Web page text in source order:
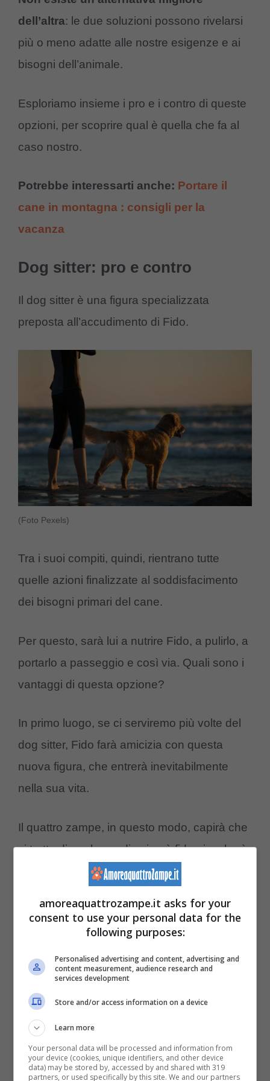
dell’altra: le due soluzioni possono rivelarsi
più o meno adatte alle nostre esigenze e ai
bisogni dell’animale.
Esploriamo insieme i pro e i contro di queste
opzioni, per scoprire qual è quella che fa al
caso nostro.
Potrebbe interessarti anche: Portare il
cane in montagna : consigli per la
vacanza
Dog sitter: pro e contro
Il dog sitter è una figura specializzata
preposta all’accudimento di Fido.
(Foto Pexels)
Tra i suoi compiti, quindi, rientrano tutte
quelle azioni finalizzate al soddisfacimento
dei bisogni primari del cane.
Per questo, sarà lui a nutrire Fido, a pulirlo, a
portarlo a passeggio e così via. Quali sono i
vantaggi di questa opzione?
In primo luogo, se ci serviremo più volte del
dog sitter, Fido farà amicizia con questa
nuova figura, che entrerà inevitabilmente
nella sua vita.
Il quattro zampe, in questo modo, capirà che
si tratta di qualcuno di cui può fidarsi e che è
in grado di prendersi cura di lui in assenza
giorni di lontananza più serenamente.
Inoltre, ricorrendo al dog sitter faremo sì che
Fido rimanga nella sua casa: l’habitat che
conosce e che identifica come sicuro, poiché
colmo di ricordi e del nostro odore,
il suo senso di insicurezza e solitudine
dovuto alla nostra partenza.
amoreaquattrozampe.it asks for your
consent to use your personal data for the
following purposes:
Personalised advertising and content, advertising and
content measurement, audience research and
services development
Store and/or access information on a device
Learn more
Your personal data will be processed and information from
your device (cookies, unique identifiers, and other device
data) may be stored by, accessed by and shared with 319
partners, or used specifically by this site. We and our partners